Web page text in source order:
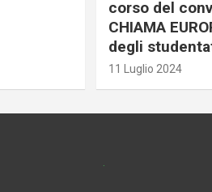
corso del
CHIAMA
degli
11 Luglio 2024
.